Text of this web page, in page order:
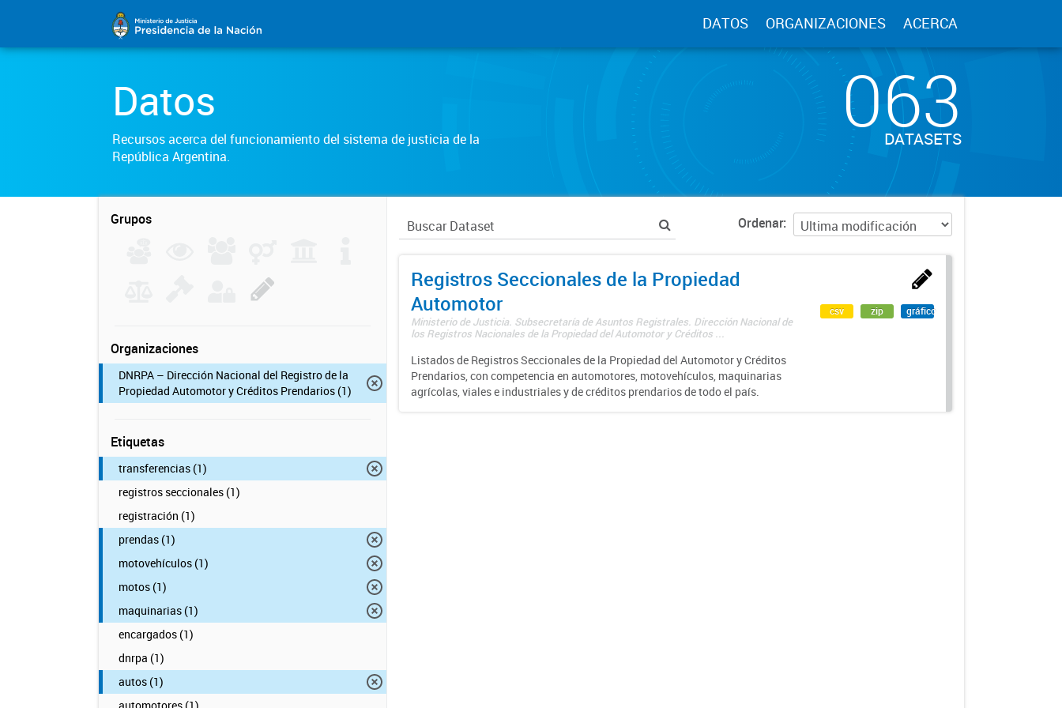
DATOS ORGANIZACIONES ACERCA
Datos
Recursos acerca del funcionamiento del sistema de justicia de la
República Argentina.
063
DATASETS
Grupos
Organizaciones
DNRPA – Dirección Nacional del Registro de la
Propiedad Automotor y Créditos Prendarios (1)
Etiquetas
transferencias (1)
registros seccionales (1)
registración (1)
prendas (1)
motovehículos (1)
motos (1)
maquinarias (1)
encargados (1)
dnrpa (1)
autos (1)
Ordenar
Registros Seccionales de la Propiedad
Automotor
Ministerio de Justicia. Subsecretaría de Asuntos Registrales. Dirección Nacional de
los Registros Nacionales de la Propiedad del Automotor y Créditos ...
Listados de Registros Seccionales de la Propiedad del Automotor y Créditos
Prendarios, con competencia en automotores, motovehículos, maquinarias
agrícolas, viales e industriales y de créditos prendarios de todo el país.
csv zip gráfico